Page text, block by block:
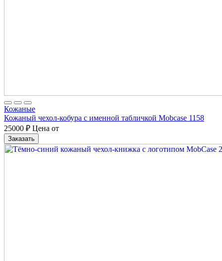
Кожаные
Кожаный чехол-кобура с именной табличкой Mobcase 1158
25000 ₽ Цена от
Заказать